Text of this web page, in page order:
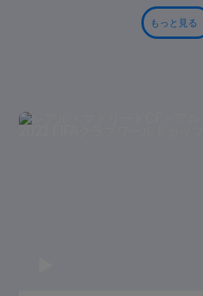
もっと見る